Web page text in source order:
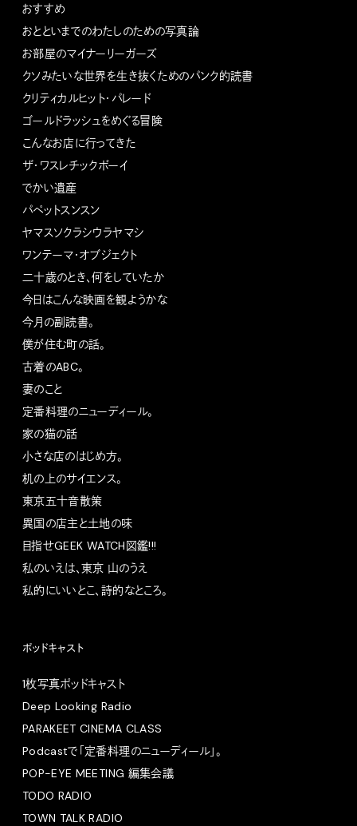
おすすめ
おとといまでのわたしのための写真論
お部屋のマイナーリーガーズ
クソみたいな世界を生き抜くためのパンク的読書
クリティカルヒット・パレード
ゴールドラッシュをめぐる冒険
こんなお店に行ってきた
ザ・ワスレチックボーイ
でかい遺産
パペットスンスン
ヤマスソクラシウラヤマシ
ワンテーマ・オブジェクト
二十歳のとき、何をしていたか
今日はこんな映画を観ようかな
今月の副読書。
僕が住む町の話。
古着のABC。
妻のこと
定番料理のニューディール。
家の猫の話
小さな店のはじめ方。
机の上のサイエンス。
東京五十音散策
異国の店主と土地の味
目指せGEEK WATCH図鑑!!!
私のいえは、東京 山のうえ
私的にいいとこ、詩的なところ。
ポッドキャスト
1枚写真ポッドキャスト
Deep Looking Radio
PARAKEET CINEMA CLASS
Podcastで「定番料理のニューディール」。
POP-EYE MEETING 編集会議
TODO RADIO
TOWN TALK RADIO